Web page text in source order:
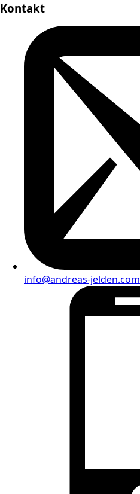
Kontakt
info@andreas-jelden.com